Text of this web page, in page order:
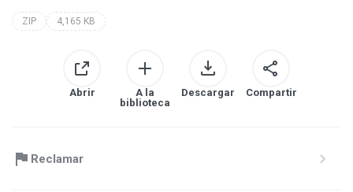
ZIP 4,165 KB
Abrir
A la
biblioteca
Descargar Compartir
Reclamar